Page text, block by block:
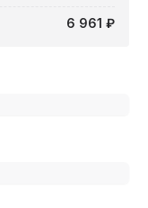
6 961 ₽